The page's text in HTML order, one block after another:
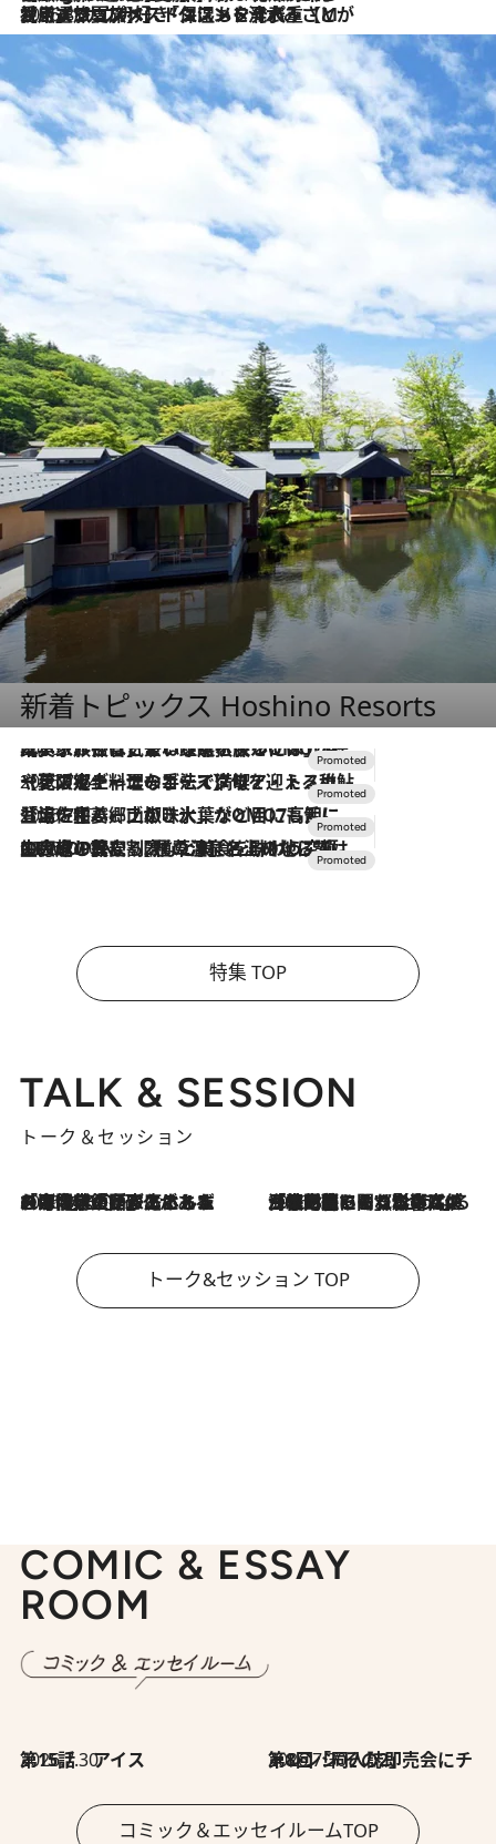
2026.8.3
【厳選旅コスメ】「保湿もタイパ重視！」“サウナ好き”タレント清水みさとが愛用する夏旅ベストコスメを発表！【Mサイズジップ】
新着トピックス Hoshino Resorts
2026.7.31
【ホテル帰省】という選択肢をOMOが提案。家族とほどよい距離を保つには「昼は実家、夜は気兼ねなくホテルで！」
2026.7.24
【夏限定ディナーコース】旬を迎える稚鮎や花ズッキーニなどをイタリア・トスカーナの郷土料理の手法で満喫！
2026.7.17
「土佐和ハーブかき氷」がOMO7高知に登場！生姜、山椒、大葉など目にも舌にも涼を呼ぶ郷土の味
2026.7.10
NEW OPEN！【界 草津】名湯の地に誕生。趣の異なる2種の温泉と上州ならではの会席・蕎麦割烹など美食を味わう究極の癒やし旅
特集 TOP
TALK & SESSION
トーク＆セッション
2026.8.3
「今後値上げがあるとすれば…」「リスクがあるのは今年の冬」エネルギー専門家が語る、ホルムズ海峡封鎖が家庭にもたらす“ある心配” 2026.8.3
「住宅建てられない…」「サーチャージ料の高値が続いている」ホルムズ海峡封鎖による影響はいつまで続く？《エネルギー専門家に聞く“どうなる日本の暮らし”》
トーク&セッション TOP
COMIC & ESSAY
ROOM
2026.7.30
第15話 アイス 2026.7.30
第8回「同人誌即売会にチャレンジ その2」
コミック＆エッセイルームTOP